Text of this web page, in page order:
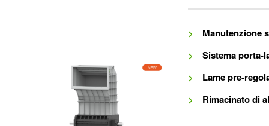
Manutenzione
Sistema porta-
Lame pre-
Rimacinato di